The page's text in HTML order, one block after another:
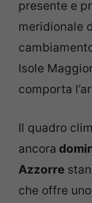
presente e
meridionale
Isole
comporta
Il quadro
ancora
Azzorre
che offre